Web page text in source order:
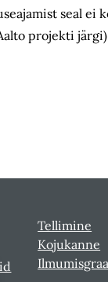
seal ei
projekti
Tellimine
Kojukanne